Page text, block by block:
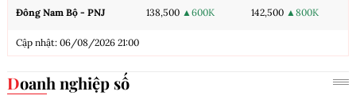
Đông Nam Bộ - PNJ 138,500 ▲600K 142,500 ▲800K
Cập nhật: 06/08/2026 21:00
Doanh nghiệp số